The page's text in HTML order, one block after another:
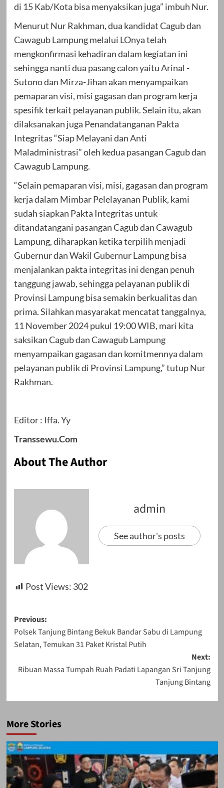
di 15 Kab/Kota bisa menyaksikan juga” imbuh Nur.
Menurut Nur Rakhman, dua kandidat Cagub dan
Cawagub Lampung melalui LOnya telah
mengkonfirmasi kehadiran dalam kegiatan ini
sehingga nanti dua pasang calon yaitu Arinal -
Sutono dan Mirza-Jihan akan menyampaikan
pemaparan visi, misi gagasan dan program kerja
spesifik terkait pelayanan publik. Selain itu, akan
dilaksanakan juga Penandatanganan Pakta
Integritas “Siap Melayani dan Anti
Maladministrasi” oleh kedua pasangan Cagub dan
Cawagub Lampung.
“Selain pemaparan visi, misi, gagasan dan program
kerja dalam Mimbar Pelelayanan Publik, kami
sudah siapkan Pakta Integritas untuk
ditandatangani pasangan Cagub dan Cawagub
Lampung, diharapkan ketika terpilih menjadi
Gubernur dan Wakil Gubernur Lampung bisa
menjalankan pakta integritas ini dengan penuh
tanggung jawab, sehingga pelayanan publik di
Provinsi Lampung bisa semakin berkualitas dan
prima. Silahkan masyarakat mencatat tanggalnya,
11 November 2024 pukul 19:00 WIB, mari kita
saksikan Cagub dan Cawagub Lampung
menyampaikan gagasan dan komitmennya dalam
pelayanan publik di Provinsi Lampung,” tutup Nur
Rakhman.
Editor : Iffa. Yy
Transsewu.Com
About The Author
admin
See author's posts
Post Views: 302
Post
navigation
Previous:
Polsek Tanjung Bintang Bekuk Bandar Sabu di Lampung
Selatan, Temukan 31 Paket Kristal Putih
Next:
Ribuan Massa Tumpah Ruah Padati Lapangan Sri Tanjung
Tanjung Bintang
More Stories